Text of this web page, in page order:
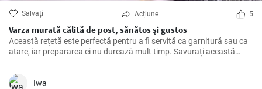
Salvați Acțiune 5
Varza murată călită de post, sănătos și gustos
Această rețetă este perfectă pentru a fi servită ca garnitură sau ca
atare, iar prepararea ei nu durează mult timp. Savurați această
varză călită alături de mâncăruri tradiționale și bucurați-vă de
gustul său deosebit!
Iwa